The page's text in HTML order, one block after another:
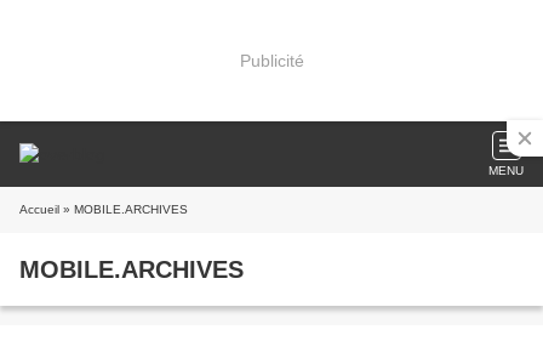
Publicité
MENU
Accueil » MOBILE.ARCHIVES
MOBILE.ARCHIVES